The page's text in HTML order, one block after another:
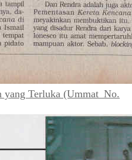
Terluka (Ummat_No.